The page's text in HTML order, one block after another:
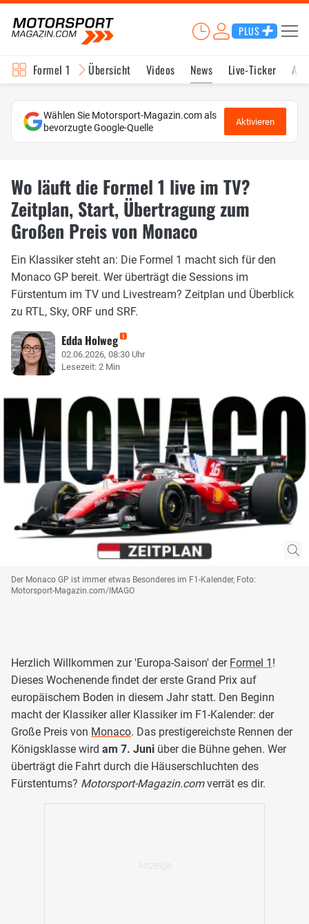
PLUS
Formel 1 Übersicht Videos News Live-Ticker
Wählen Sie Motorsport-Magazin.com als
bevorzugte Google-Quelle
Aktivieren
Wo läuft die Formel 1 live im TV?
Zeitplan, Start, Übertragung zum
Großen Preis von Monaco
Ein Klassiker steht an: Die Formel 1 macht sich für den
Monaco GP bereit. Wer überträgt die Sessions im
Fürstentum im TV und Livestream? Zeitplan und Überblick
zu RTL, Sky, ORF und SRF.
Edda Holweg
02.06.2026, 08:30 Uhr
Lesezeit: 2 Min
Der Monaco GP ist immer etwas Besonderes im F1-Kalender, Foto:
Motorsport-Magazin.com/IMAGO
Herzlich Willkommen zur 'Europa-Saison' der Formel 1 !
Dieses Wochenende findet der erste Grand Prix auf
europäischem Boden in diesem Jahr statt. Den Beginn
macht der Klassiker aller Klassiker im F1-Kalender: der
Große Preis von Monaco. Das prestigereichste Rennen der
Königsklasse wird am 7. Juni über die Bühne gehen. Wer
überträgt die Fahrt durch die Häuserschluchten des
Fürstentums? Motorsport-Magazin.comverrät es dir.